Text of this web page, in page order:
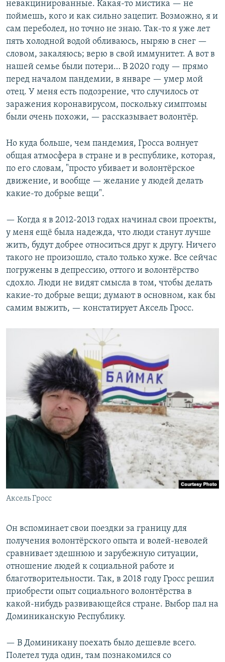
невакцинированные. Какая-то мистика — не
поймешь, кого и как сильно зацепит. Возможно, я и
сам переболел, но точно не знаю. Так-то я уже лет
пять холодной водой обливаюсь, ныряю в снег —
словом, закаляюсь; верю в свой иммунитет. А вот в
нашей семье были потери… В 2020 году — прямо
перед началом пандемии, в январе — умер мой
отец. У меня есть подозрение, что случилось от
заражения коронавирусом, поскольку симптомы
были очень похожи, — рассказывает волонтёр.
Но куда больше, чем пандемия, Гросса волнует
общая атмосфера в стране и в республике, которая,
по его словам, "просто убивает и волонтёрское
движение, и вообще — желание у людей делать
какие-то добрые вещи".
— Когда я в 2012-2013 годах начинал свои проекты,
у меня ещё была надежда, что люди станут лучше
жить, будут добрее относиться друг к другу. Ничего
такого не произошло, стало только хуже. Все сейчас
погружены в депрессию, оттого и волонтёрство
сдохло. Люди не видят смысла в том, чтобы делать
какие-то добрые вещи; думают в основном, как бы
самим выжить, — констатирует Аксель Гросс.
Аксель Гросс
Он вспоминает свои поездки за границу для
получения волонтёрского опыта и волей-неволей
сравнивает здешнюю и зарубежную ситуации,
отношение людей к социальной работе и
благотворительности. Так, в 2018 году Гросс решил
приобрести опыт социального волонтёрства в
какой-нибудь развивающейся стране. Выбор пал на
Доминиканскую Республику.
— В Доминикану поехать было дешевле всего.
Полетел туда один, там познакомился со